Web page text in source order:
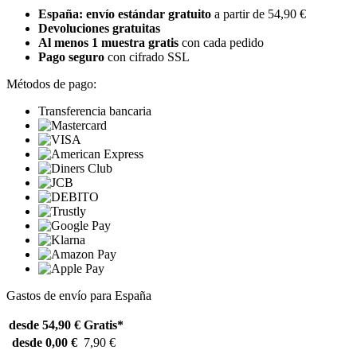
España: envío estándar gratuito a partir de 54,90 €
Devoluciones gratuitas
Al menos 1 muestra gratis con cada pedido
Pago seguro con cifrado SSL
Métodos de pago:
Transferencia bancaria
Gastos de envío para España
desde 54,90 € Gratis*
desde 0,00 € 7,90 €